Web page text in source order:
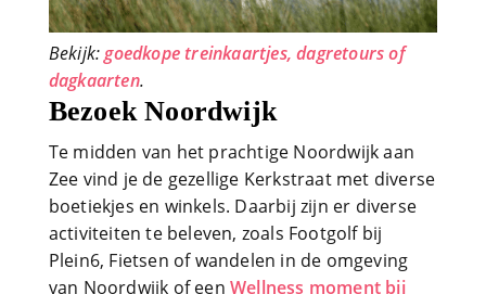
Bekijk:goedkope treinkaartjes, dagretours of
dagkaarten.
Bezoek Noordwijk
Te midden van het prachtige Noordwijk aan
Zee vind je de gezellige Kerkstraat met diverse
boetiekjes en winkels. Daarbij zijn er diverse
activiteiten te beleven, zoals Footgolf bij
Plein6, Fietsen of wandelen in de omgeving
van Noordwijk of een Wellness moment bij